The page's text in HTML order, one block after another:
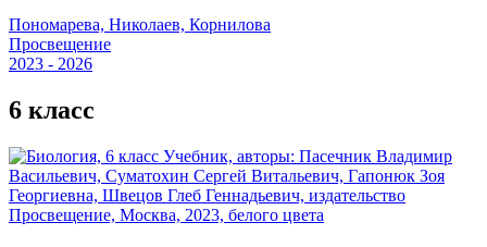
Пономарева, Николаев, Корнилова
Просвещение
2023 - 2026
6 класс